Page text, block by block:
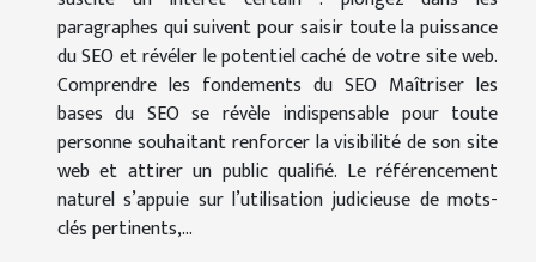
paragraphes qui suivent pour saisir toute la puissance
du SEO et révéler le potentiel caché de votre site web.
Comprendre les fondements du SEO Maîtriser les
bases du SEO se révèle indispensable pour toute
personne souhaitant renforcer la visibilité de son site
web et attirer un public qualifié. Le référencement
naturel s’appuie sur l’utilisation judicieuse de mots-
clés pertinents,...